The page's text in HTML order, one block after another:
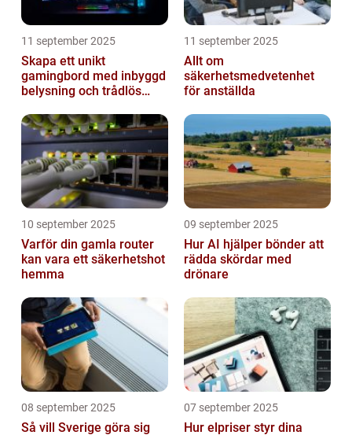
11 september 2025
Skapa ett unikt
gamingbord med inbyggd
belysning och trådlös
11 september 2025
Allt om
säkerhetsmedvetenhet
för anställda
10 september 2025
Varför din gamla router
kan vara ett säkerhetshot
hemma
09 september 2025
Hur AI hjälper bönder att
rädda skördar med
drönare
08 september 2025
Så vill Sverige göra sig
07 september 2025
Hur elpriser styr dina